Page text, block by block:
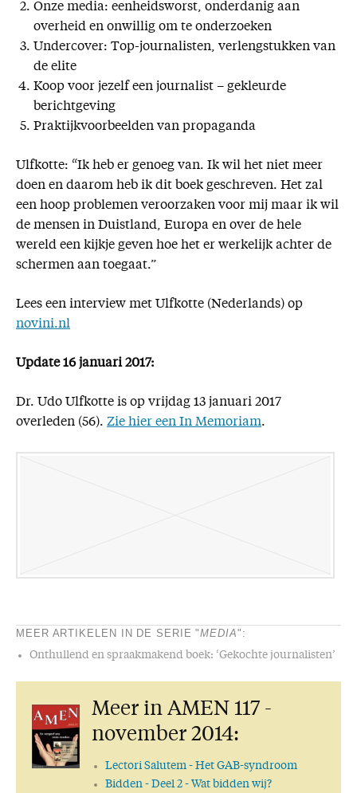
Onze media: eenheidsworst, onderdanig aan
overheid en onwillig om te onderzoeken
Undercover: Top-journalisten, verlengstukken van
de elite
Koop voor jezelf een journalist – gekleurde
berichtgeving
Praktijkvoorbeelden van propaganda
Ulfkotte: “Ik heb er genoeg van. Ik wil het niet meer
doen en daarom heb ik dit boek geschreven. Het zal
een hoop problemen veroorzaken voor mij maar ik wil
de mensen in Duistland, Europa en over de hele
wereld een kijkje geven hoe het er werkelijk achter de
schermen aan toegaat.”
Lees een interview met Ulfkotte (Nederlands) op
novini.nl
Update 16 januari 2017:
Dr. Udo Ulfkotte is op vrijdag 13 januari 2017
overleden (56). Zie hier een In Memoriam.
MEER ARTIKELEN IN DE SERIE "MEDIA":
Onthullend en spraakmakend boek: ‘Gekochte journalisten’
Meer in AMEN 117 -
november 2014:
Lectori Salutem- Het GAB-syndroom
Bidden- Deel 2 - Wat bidden wij?